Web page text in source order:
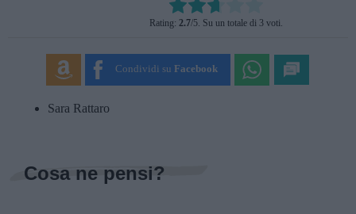
Rate this item:
SUBMIT RATING
Rating: 2.7/5. Su un totale di 3 voti.
Condividi su Facebook
Sara Rattaro
Cosa ne pensi?